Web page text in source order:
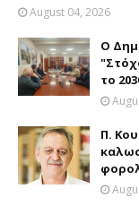
August 04, 2026
Ο
το
Π.